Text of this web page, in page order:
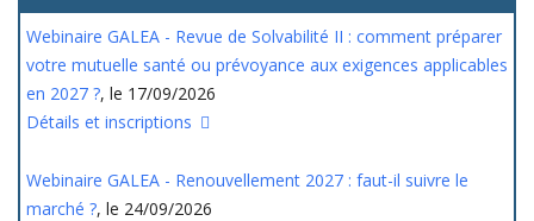
Webinaire GALEA - Revue de Solvabilité II : comment préparer
votre mutuelle santé ou prévoyance aux exigences applicables
en 2027 ?, le 17/09/2026
Détails et inscriptions
Webinaire GALEA - Renouvellement 2027 : faut-il suivre le
marché ?, le 24/09/2026